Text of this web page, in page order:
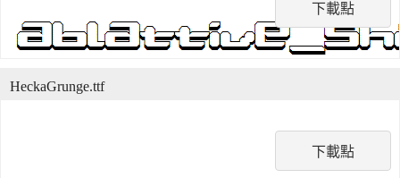
下載點
下載點
HeckaGrunge.ttf